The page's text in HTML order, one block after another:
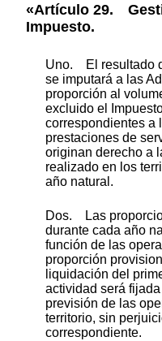
«Artículo 29.
Impuesto.
Uno. El resultado
se imputará a las
proporción al
excluido el
correspondientes a
prestaciones de
originan derecho a
realizado en los
año natural.
Dos. Las
durante cada año
función de las
proporción
liquidación del
actividad será
previsión de las
territorio, sin
correspondiente.